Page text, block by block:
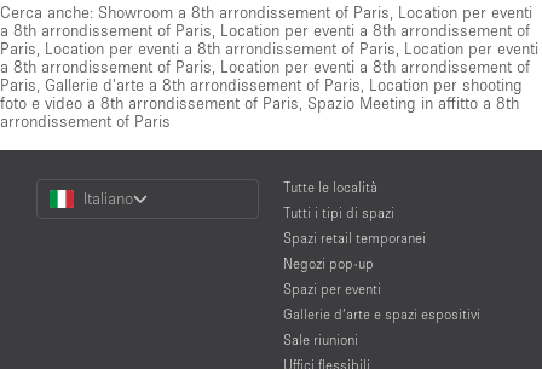
Cerca anche: Showroom a 8th arrondissement of Paris Location per eventi
a 8th arrondissement of Paris Location per eventi a 8th arrondissement of
Paris Location per eventi a 8th arrondissement of Paris Location per eventi
a 8th arrondissement of Paris Location per eventi a 8th arrondissement of
Paris Gallerie d'arte a 8th arrondissement of Paris Location per shooting
foto e video a 8th arrondissement of Paris Spazio Meeting in affitto a 8th
arrondissement of Paris
Choose
Language
Italiano
Tutte le località
Tutti i tipi di spazi
Spazi retail temporanei
Negozi pop-up
Spazi per eventi
Gallerie d’arte e spazi espositivi
Sale riunioni
Uffici flessibili